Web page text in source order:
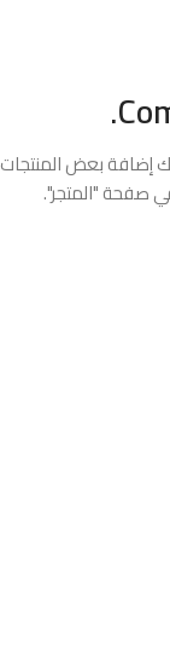
إضافة بعض المنتجات
صفحة "المتجر".